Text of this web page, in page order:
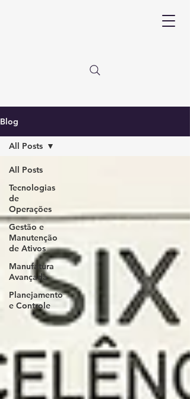
Blog
All Posts
Tecnologias
de
Operações
Gestão e
Manutenção
de Ativos
Manufatura
Avançada
Planejamento
e Controle
All Posts